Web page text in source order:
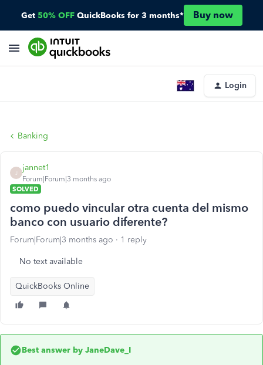
Get 50% OFF QuickBooks for 3 months* Buy now
Login
Banking
jannet1
Forum|Forum|3 months ago
SOLVED
como puedo vincular otra cuenta del mismo
banco con usuario diferente?
Forum|Forum|3 months ago 1 reply
No text available
QuickBooks Online
Best answer by JaneDave_I